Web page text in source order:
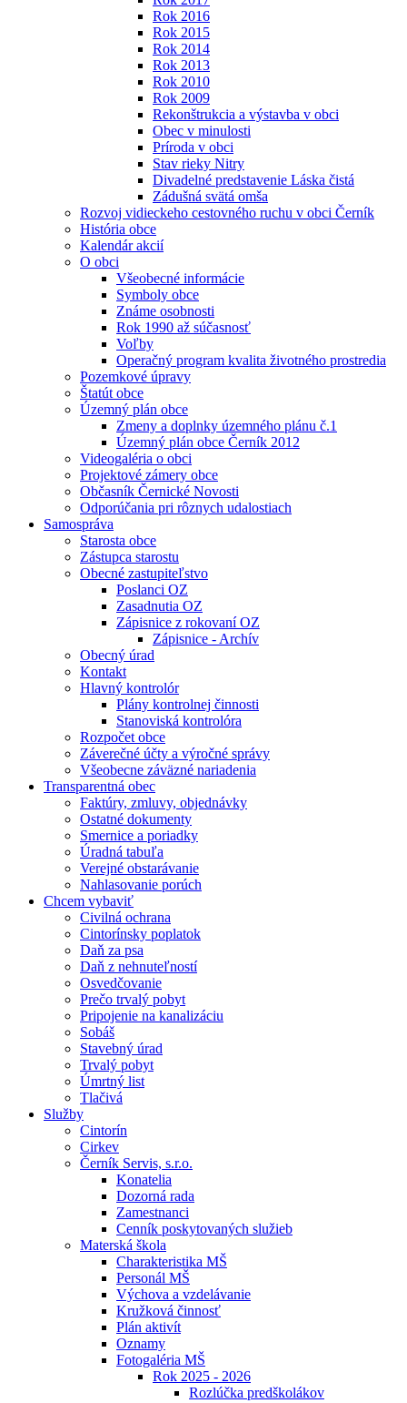
Rok 2016
Rok 2015
Rok 2014
Rok 2013
Rok 2010
Rok 2009
Rekonštrukcia a výstavba v obci
Obec v minulosti
Príroda v obci
Stav rieky Nitry
Divadelné predstavenie Láska čistá
Zádušná svätá omša
Rozvoj vidieckeho cestovného ruchu v obci Černík
História obce
Kalendár akcií
O obci
Všeobecné informácie
Symboly obce
Známe osobnosti
Rok 1990 až súčasnosť
Voľby
Operačný program kvalita životného prostredia
Pozemkové úpravy
Štatút obce
Územný plán obce
Zmeny a doplnky územného plánu č.1
Územný plán obce Černík 2012
Videogaléria o obci
Projektové zámery obce
Občasník Černické Novosti
Odporúčania pri rôznych udalostiach
Samospráva
Starosta obce
Zástupca starostu
Obecné zastupiteľstvo
Poslanci OZ
Zasadnutia OZ
Zápisnice z rokovaní OZ
Zápisnice - Archív
Obecný úrad
Kontakt
Hlavný kontrolór
Plány kontrolnej činnosti
Stanoviská kontrolóra
Rozpočet obce
Záverečné účty a výročné správy
Všeobecne záväzné nariadenia
Transparentná obec
Faktúry, zmluvy, objednávky
Ostatné dokumenty
Smernice a poriadky
Úradná tabuľa
Verejné obstarávanie
Nahlasovanie porúch
Chcem vybaviť
Civilná ochrana
Cintorínsky poplatok
Daň za psa
Daň z nehnuteľností
Osvedčovanie
Prečo trvalý pobyt
Pripojenie na kanalizáciu
Sobáš
Stavebný úrad
Trvalý pobyt
Úmrtný list
Tlačivá
Služby
Cintorín
Cirkev
Černík Servis, s.r.o.
Konatelia
Dozorná rada
Zamestnanci
Cenník poskytovaných služieb
Materská škola
Charakteristika MŠ
Personál MŠ
Výchova a vzdelávanie
Kružková činnosť
Plán aktivít
Oznamy
Fotogaléria MŠ
Rok 2025 - 2026
Rozlúčka predškolákov